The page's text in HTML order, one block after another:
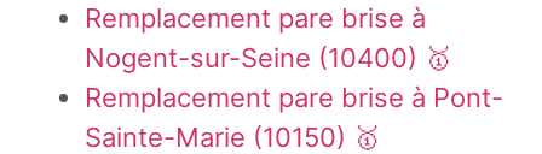
Remplacement pare brise à
Nogent-sur-Seine (10400) 🥇
Remplacement pare brise à Pont-
Sainte-Marie (10150) 🥇